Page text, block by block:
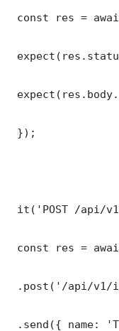
const res =
});
it('POST /api/
const res =
.post('/api/v1/
.send({ name: